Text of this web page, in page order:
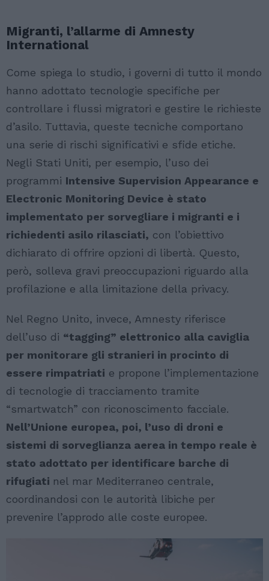
Migranti, l’allarme di Amnesty
International
Come spiega lo studio, i governi di tutto il mondo
hanno adottato tecnologie specifiche per
controllare i flussi migratori e gestire le richieste
d’asilo. Tuttavia, queste tecniche comportano
una serie di rischi significativi e sfide etiche.
Negli Stati Uniti, per esempio, l’uso dei
programmi Intensive Supervision Appearance e
Electronic Monitoring Device è stato
implementato per sorvegliare i migranti e i
richiedenti asilo rilasciati, con l’obiettivo
dichiarato di offrire opzioni di libertà. Questo,
però, solleva gravi preoccupazioni riguardo alla
profilazione e alla limitazione della privacy.
Nel Regno Unito, invece, Amnesty riferisce
dell’uso di “tagging” elettronico alla caviglia
per monitorare gli stranieri in procinto di
essere rimpatriati e propone l’implementazione
di tecnologie di tracciamento tramite
“smartwatch” con riconoscimento facciale.
Nell’Unione europea, poi, l’uso di droni e
sistemi di sorveglianza aerea in tempo reale è
stato adottato per identificare barche di
rifugiati nel mar Mediterraneo centrale,
coordinandosi con le autorità libiche per
prevenire l’approdo alle coste europee.